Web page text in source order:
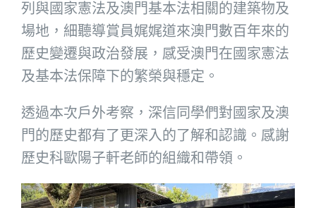
列與國家憲法及澳門基本法相關的建築物及
場地，細聽導賞員娓娓道來澳門數百年來的
歷史變遷與政治發展，感受澳門在國家憲法
及基本法保障下的繁榮與穩定。
透過本次戶外考察，深信同學們對國家及澳
門的歷史都有了更深入的了解和認識。感謝
歷史科歐陽子軒老師的組織和帶領。